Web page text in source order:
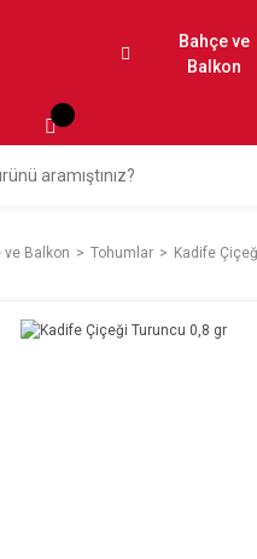
Bahçe ve
Balkon
ve Balkon Tohumlar Kadife